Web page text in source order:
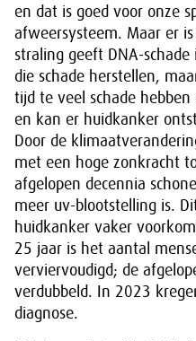
en dat is goed voor onze
afweersysteem. Maar er
straling geeft DNA-
die schade herstellen,
tijd te veel schade
en kan er huidkanker
Door de
met een hoge zonkracht
afgelopen decennia
meer uv-blootstelling is.
huidkanker vaker
25 jaar is het aantal
verviervoudigd; de
verdubbeld. In 2023
diagnose.